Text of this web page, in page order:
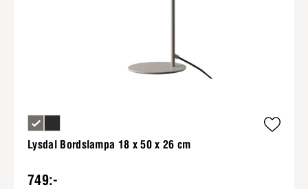
Lysdal Bordslampa 18 x 50 x 26 cm
749:-